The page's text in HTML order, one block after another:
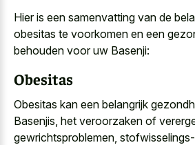
Hier is een samenvatting van de
obesitas te voorkomen en een
behouden voor uw Basenji:
Obesitas
Obesitas kan een belangrijk
Basenjis, het veroorzaken of
gewrichtsproblemen,